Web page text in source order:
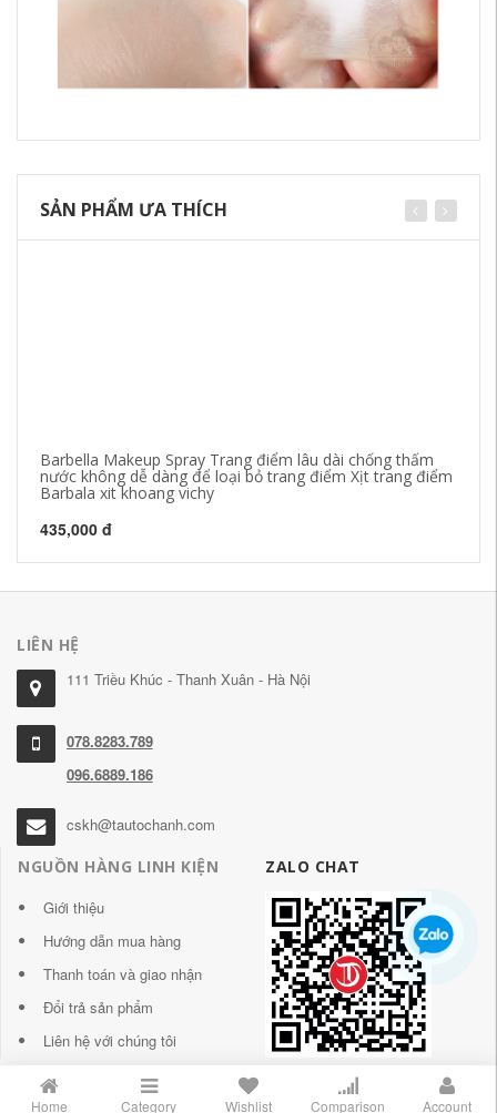
SẢN PHẨM ƯA THÍCH
Barbella Makeup Spray Trang điểm lâu dài chống thấm
nước không dễ dàng để loại bỏ trang điểm Xịt trang điểm
Barbala xit khoang vichy
435,000 đ
LIÊN HỆ
111 Triều Khúc - Thanh Xuân - Hà Nội
078.8283.789
096.6889.186
cskh@tautochanh.com
NGUỒN HÀNG LINH KIỆN
Giới thiệu
Hướng dẫn mua hàng
Thanh toán và giao nhận
Đổi trả sản phẩm
Liên hệ với chúng tôi
ZALO CHAT
Home Category Wishlist Comparison Account